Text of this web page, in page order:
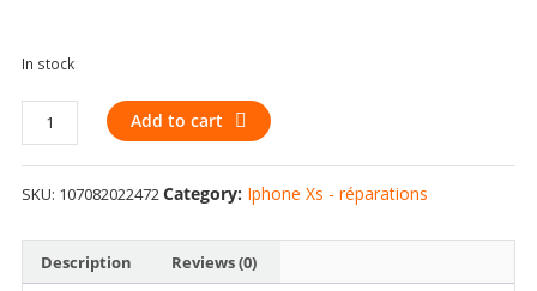
In stock
Replacement
Battery
Compatible
For
(AmpSentrix
Add to cart
SKU: 107082022472Category: Iphone Xs - réparations
Description Reviews (0)